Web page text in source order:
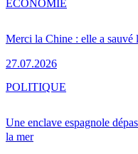
Merci la Chine : elle a sauvé
27.07.2026
ÉCONOMIE
Une enclave espagnole
la mer
POLITIQUE